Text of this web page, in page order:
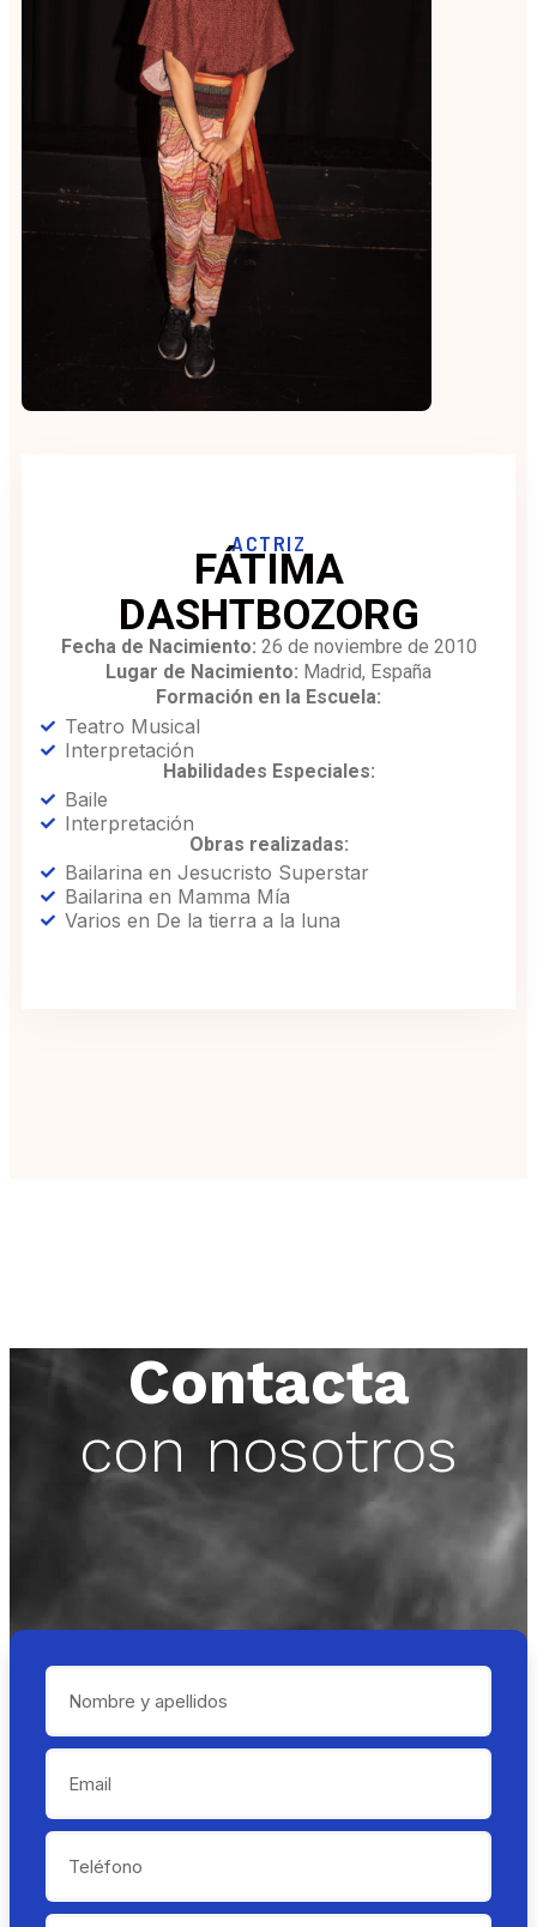
ACTRIZ
FÁTIMA
DASHTBOZORG
Fecha de Nacimiento: 26 de noviembre de 2010
Lugar de Nacimiento: Madrid, España
Formación en la Escuela:
Teatro Musical
Interpretación
Habilidades Especiales:
Baile
Interpretación
Obras realizadas:
Bailarina en Jesucristo Superstar
Bailarina en Mamma Mía
Varios en De la tierra a la luna
Contacta
con nosotros